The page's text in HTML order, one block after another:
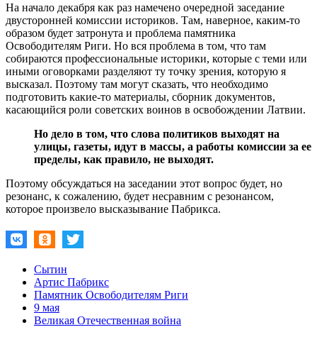
На начало декабря как раз намечено очередной заседание
двусторонней комиссии историков. Там, наверное, каким-то
образом будет затронута и проблема памятника
Освободителям Риги. Но вся проблема в том, что там
собираются профессиональные историки, которые с теми или
иными оговорками разделяют ту точку зрения, которую я
высказал. Поэтому там могут сказать, что необходимо
подготовить какие-то материалы, сборник документов,
касающийся роли советских воинов в освобождении Латвии.
Но дело в том, что слова политиков выходят на
улицы, газеты, идут в массы, а работы комиссии за ее
пределы, как правило, не выходят.
Поэтому обсуждаться на заседании этот вопрос будет, но
резонанс, к сожалению, будет несравним с резонансом,
которое произвело высказывание Пабрикса.
Сытин
Артис Пабрикс
Памятник Освободителям Риги
9 мая
Великая Отечественная война